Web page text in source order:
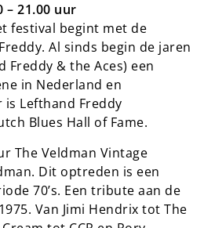
21.00 uur
festival begint met de
Al sinds begin de jaren
Freddy & the Aces) een
in Nederland en
Lefthand Freddy
Blues Hall of Fame.
The Veldman Vintage
Dit optreden is een
70’s. Een tribute aan de
Van Jimi Hendrix tot The